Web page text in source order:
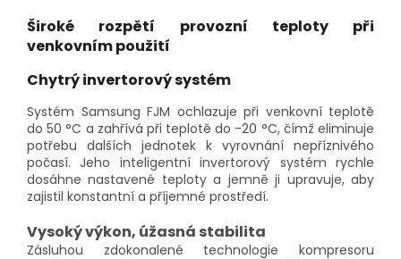
Široké rozpětí provozní teploty při
venkovním použití
Chytrý invertorový systém
Systém Samsung FJM ochlazuje při venkovní teplotě
do 50 °C a zahřívá při teplotě do -20 °C, čímž eliminuje
potřebu dalších jednotek k vyrovnání nepříznivého
počasí. Jeho inteligentní invertorový systém rychle
dosáhne nastavené teploty a jemně ji upravuje, aby
zajistil konstantní a příjemné prostředí.
Vysoký výkon, úžasná stabilita
Zásluhou zdokonalené technologie kompresoru